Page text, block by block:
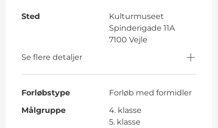
Sted
Kulturmuseet
Spinderigade 11A
7100 Vejle
Se flere detaljer
Forløbstype
Forløb med formidler
Målgruppe
4. klasse
5. klasse